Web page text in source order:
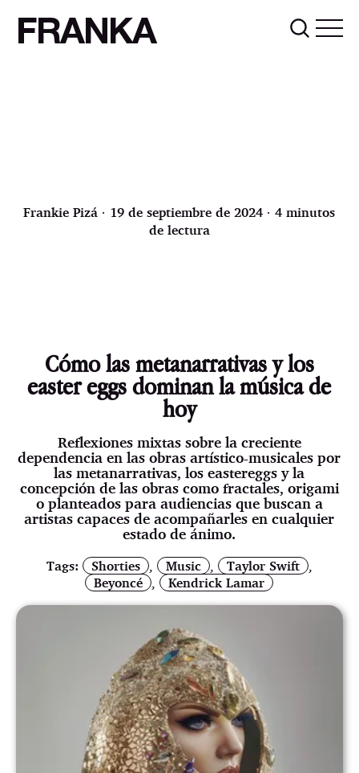
FRANKA
Frankie Pizá ∙ 19 de septiembre de 2024 ∙ 4 minutos
de lectura
Cómo las metanarrativas y los
easter eggs dominan la música de
hoy
Reflexiones mixtas sobre la creciente
dependencia en las obras artístico-musicales por
las metanarrativas, los eastereggs y la
concepción de las obras como fractales, origami
o planteados para audiencias que buscan a
artistas capaces de acompañarles en cualquier
estado de ánimo.
Tags: Shorties , Music , Taylor Swift ,
Beyoncé , Kendrick Lamar